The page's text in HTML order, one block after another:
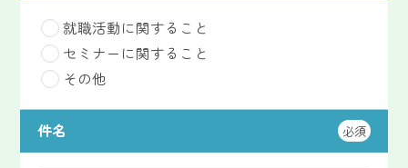
就職活動に関すること
セミナーに関すること
その他
件名 必須